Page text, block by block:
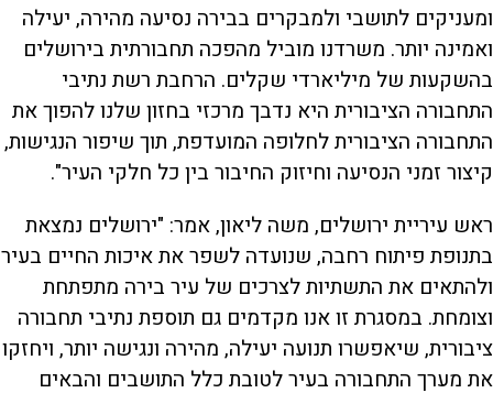
ומעניקים לתושבי ולמבקרים בבירה נסיעה מהירה, יעילה
ואמינה יותר. משרדנו מוביל מהפכה תחבורתית בירושלים
בהשקעות של מיליארדי שקלים. הרחבת רשת נתיבי
התחבורה הציבורית היא נדבך מרכזי בחזון שלנו להפוך את
התחבורה הציבורית לחלופה המועדפת, תוך שיפור הנגישות,
קיצור זמני הנסיעה וחיזוק החיבור בין כל חלקי העיר".
ראש עיריית ירושלים, משה ליאון, אמר: "ירושלים נמצאת
בתנופת פיתוח רחבה, שנועדה לשפר את איכות החיים בעיר
ולהתאים את התשתיות לצרכים של עיר בירה מתפתחת
וצומחת. במסגרת זו אנו מקדמים גם תוספת נתיבי תחבורה
ציבורית, שיאפשרו תנועה יעילה, מהירה ונגישה יותר, ויחזקו
את מערך התחבורה בעיר לטובת כלל התושבים והבאים